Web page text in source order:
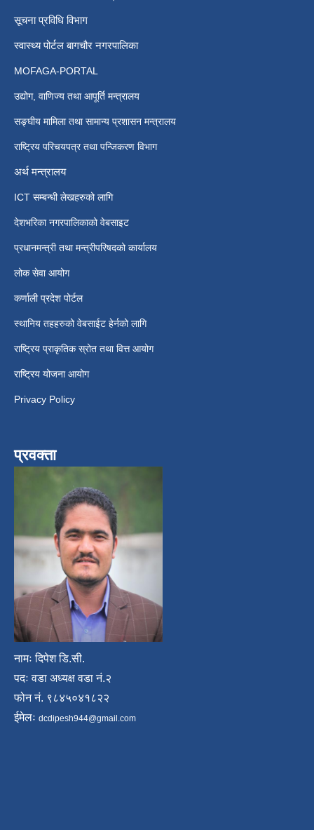
सूचना प्रविधि विभाग
स्वास्थ्य पोर्टल बागचौर नगरपालिका
MOFAGA-PORTAL
उद्योग, वाणिज्य तथा आपूर्ति मन्त्रालय
सङ्घीय मामिला तथा सामान्य प्रशासन मन्त्रालय
राष्ट्रिय परिचयपत्र तथा पन्जिकरण विभाग
अर्थ मन्त्रालय
ICT सम्बन्धी लेखहरुको लागि
देशभरिका नगरपालिकाको वेबसाइट
प्रधानमन्त्री तथा मन्त्रीपरिषदको कार्यालय
लोक सेवा आयोग
कर्णाली प्रदेश पोर्टल
स्थानिय तहहरुको वेबसाईट हेर्नको लागि
राष्ट्रिय प्राकृतिक स्रोत तथा वित्त आयोग
राष्ट्रिय योजना आयोग
Privacy Policy
प्रवक्ता
नामः दिपेश डि.सी.
पदः वडा अध्यक्ष वडा नं.२
फोन नं. ९८४५०४१८२२
ईमेलः dcdipesh944@gmail.com